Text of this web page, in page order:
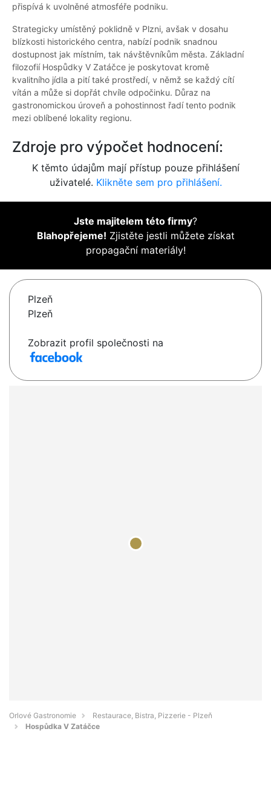
přispívá k uvolněné atmosféře podniku.
Strategicky umístěný poklidně v Plzni, avšak v dosahu
blízkosti historického centra, nabízí podnik snadnou
dostupnost jak místním, tak návštěvníkům města. Základní
filozofií Hospůdky V Zatáčce je poskytovat kromě
kvalitního jídla a pití také prostředí, v němž se každý cítí
vítán a může si dopřát chvíle odpočinku. Důraz na
gastronomickou úroveň a pohostinnost řadí tento podnik
mezi oblíbené lokality regionu.
Zdroje pro výpočet hodnocení:
K těmto údajům mají přístup pouze přihlášení
uživatelé. Klikněte sem pro přihlášení.
Jste majitelem této firmy?
Blahopřejeme! Zjistěte jestli můžete získat
propagační materiály!
Plzeň
Plzeň
Zobrazit profil společnosti na
Orlové Gastronomie
Restaurace, Bistra, Pizzerie - Plzeň
Hospůdka V Zatáčce